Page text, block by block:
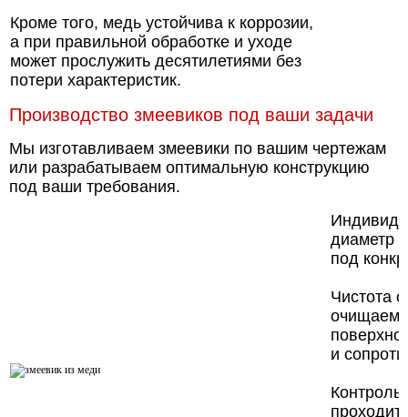
Кроме того, медь устойчива к коррозии,
а при правильной обработке и уходе
может прослужить десятилетиями без
потери характеристик.
Производство змеевиков под ваши задачи
Мы изготавливаем змеевики по вашим чертежам
или разрабатываем оптимальную конструкцию
под ваши требования.
диаметр
под
Чистота
очищаем
и
проходит